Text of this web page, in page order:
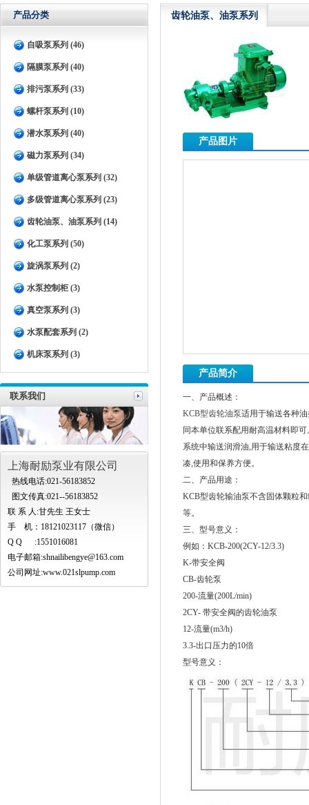
产品分类
自吸泵系列 (46)
隔膜泵系列 (40)
排污泵系列 (33)
螺杆泵系列 (10)
潜水泵系列 (40)
磁力泵系列 (34)
单级管道离心泵系列 (32)
多级管道离心泵系列 (23)
齿轮油泵、油泵系列 (14)
化工泵系列 (50)
旋涡泵系列 (2)
水泵控制柜 (3)
真空泵系列 (3)
水泵配套系列 (2)
机床泵系列 (3)
联系我们
上海耐励泵业有限公司
热线电话:021-56183852
图文传真:021--56183852
联 系 人:甘先生 王女士
手 机：18121023117（微信）
Q Q :1551016081
电子邮箱:shnailibengye@163.com
公司网址:www.021slpump.com
齿轮油泵、油泵系列
产品图片
产品简介
一、产品概述：
KCB型齿轮油泵适用于输送各种
同本单位联系配用耐高温材料即
系统中输送润滑油,用于输送粘度
凑,使用和保养方便。
二、产品用途：
KCB型齿轮输油泵不含固体颗粒
等。
三、型号意义：
例如：KCB-200(2CY-12/3.3)
K-带安全阀
CB-齿轮泵
200-流量(200L/min)
2CY- 带安全阀的齿轮油泵
12-流量(m3/h)
3.3-出口压力的10倍
型号意义：